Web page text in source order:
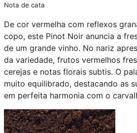
Nota de cata
De cor vermelha com reflexos
copo, este Pinot Noir anuncia a
de um grande vinho. No nariz
da variedade, frutos vermelhos
cerejas e notas florais subtis. O
muito equilibrado, destacando as
em perfeita harmonia com o